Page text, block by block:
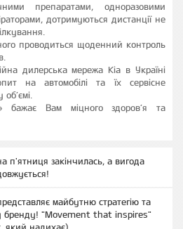
препаратами, одноразовими
дотримуються дистанції не
проводиться щоденний контроль
дилерська мережа Kia в Україні
на автомобілі та їх сервісне
бажає Вам міцного здоров’я та
п'ятниця закінчилась, а вигода
майбутню стратегію та
бренду! "Movement that inspires"